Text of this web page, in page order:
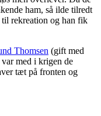
ham, så ilde tilredt
til rekreation og han fik
Thomsen (gift med
med i krigen de
tæt på fronten og